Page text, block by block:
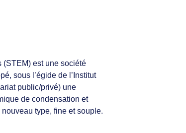
(STEM) est une société
sous l’égide de l’Institut
public/privé) une
de condensation et
nouveau type, fine et souple.